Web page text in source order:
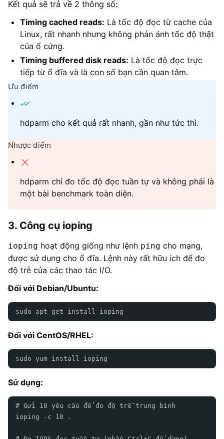
Kết quả sẽ trả về 2 thông số:
Timing cached reads: Là tốc độ đọc từ cache của
Linux, rất nhanh nhưng không phản ánh tốc độ thật
của ổ cứng.
Timing buffered disk reads: Là tốc độ đọc trực
tiếp từ ổ đĩa và là con số bạn cần quan tâm.
Ưu điểm
hdparm cho kết quả rất nhanh, gần như tức thì.
Nhược điểm
hdparm chỉ đo tốc độ đọc tuần tự và không phải là
một bài benchmark toàn diện.
3. Công cụ ioping
ioping hoạt động giống như lệnh ping cho mạng,
được sử dụng cho ổ đĩa. Lệnh này rất hữu ích để đo
độ trễ của các thao tác I/O.
Đối với Debian/Ubuntu:
sudo apt-get install ioping
Đối với CentOS/RHEL:
sudo yum install ioping
Sử dụng:
# Gửi 10 yêu cầu để đo độ trễ trung bình
ioping -c 10 .